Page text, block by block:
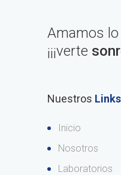
Amamos
¡¡¡verte
Nuestros Links
Inicio
Nosotros
Laboratorios